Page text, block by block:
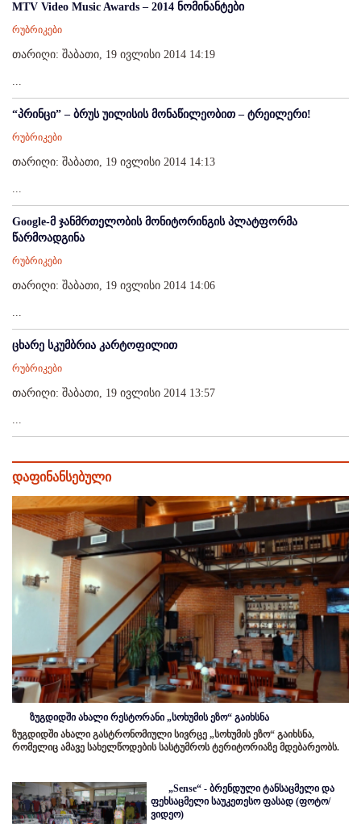
MTV Video Music Awards – 2014 ნომინანტები
რუბრიკები
თარიღი: შაბათი, 19 ივლისი 2014 14:19
...
“პრინცი” – ბრუს უილისის მონაწილეობით – ტრეილერი!
რუბრიკები
თარიღი: შაბათი, 19 ივლისი 2014 14:13
...
Google-მ ჯანმრთელობის მონიტორინგის პლატფორმა
წარმოადგინა
რუბრიკები
თარიღი: შაბათი, 19 ივლისი 2014 14:06
...
ცხარე სკუმბრია კარტოფილით
რუბრიკები
თარიღი: შაბათი, 19 ივლისი 2014 13:57
...
დაფინანსებული
ზუგდიდში ახალი რესტორანი „სოხუმის ეზო“ გაიხსნა
ზუგდიდში ახალი გასტრონომიული სივრცე „სოხუმის ეზო“ გაიხსნა,
რომელიც ამავე სახელწოდების სასტუმროს ტერიტორიაზე მდებარეობს.
„Sense“ - ბრენდული ტანსაცმელი და
ფეხსაცმელი საუკეთესო ფასად (ფოტო/
ვიდეო)